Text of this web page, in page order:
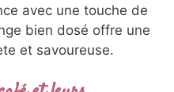
avec une touche de
bien dosé offre une
et savoureuse.